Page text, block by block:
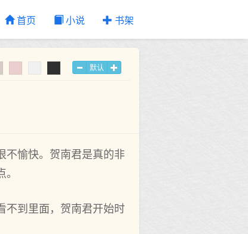
首页 小说 书架
默认
不愉快。贺南君是真的非
不到里面，贺南君开始时